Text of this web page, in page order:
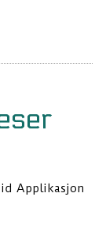
Applikasjon